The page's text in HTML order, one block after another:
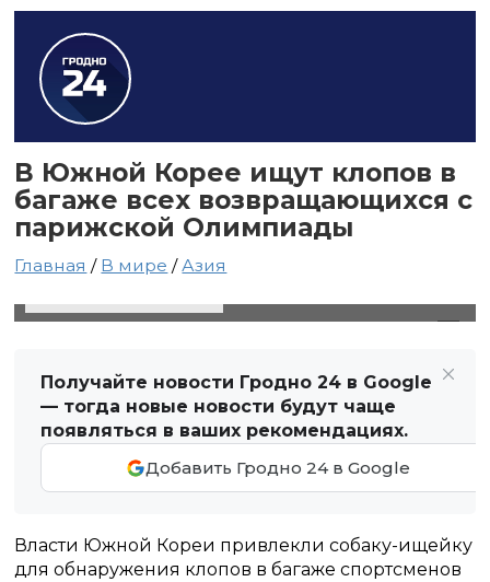
В Южной Корее ищут клопов в
багаже всех возвращающихся с
парижской Олимпиады
Главная / В мире /Азия
Получайте новости Гродно 24 в Google
— тогда новые новости будут чаще
появляться в ваших рекомендациях.
Добавить Гродно 24 в Google
Власти Южной Кореи привлекли собаку-ищейку
для обнаружения клопов в багаже спортсменов